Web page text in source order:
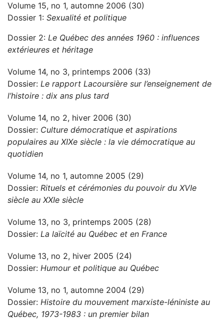
Volume 15, no 1, automne 2006 (30)
Dossier 1: Sexualité et politique
Dossier 2: Le Québec des années 1960 : influences
extérieures et héritage
Volume 14, no 3, printemps 2006 (33)
Dossier: Le rapport Lacoursière sur l’enseignement de
l’histoire : dix ans plus tard
Volume 14, no 2, hiver 2006 (30)
Dossier: Culture démocratique et aspirations
populaires au XIXe siècle : la vie démocratique au
quotidien
Volume 14, no 1, automne 2005 (29)
Dossier: Rituels et cérémonies du pouvoir du XVIe
siècle au XXIe siècle
Volume 13, no 3, printemps 2005 (28)
Dossier: La laïcité au Québec et en France
Volume 13, no 2, hiver 2005 (24)
Dossier: Humour et politique au Québec
Volume 13, no 1, automne 2004 (29)
Dossier: Histoire du mouvement marxiste-léniniste au
Québec, 1973-1983 : un premier bilan